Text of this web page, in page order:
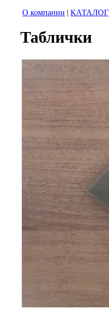
О компании | КАТАЛОГ
Таблички